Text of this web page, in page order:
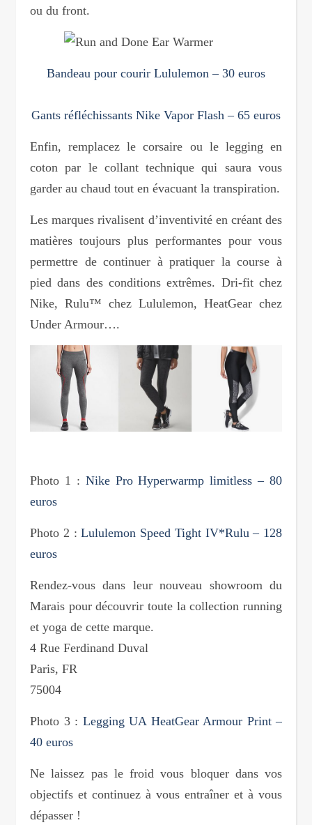
ou du front.
Bandeau pour courir Lululemon – 30 euros
Gants réfléchissants Nike Vapor Flash – 65 euros
Enfin, remplacez le corsaire ou le legging en
coton par le collant technique qui saura vous
garder au chaud tout en évacuant la transpiration.
Les marques rivalisent d’inventivité en créant des
matières toujours plus performantes pour vous
permettre de continuer à pratiquer la course à
pied dans des conditions extrêmes. Dri-fit chez
Nike, Rulu™ chez Lululemon, HeatGear chez
Under Armour….
Photo 1 : Nike Pro Hyperwarmp limitless – 80
euros
Photo 2 :Lululemon Speed Tight IV*Rulu – 128
euros
Rendez-vous dans leur nouveau showroom du
Marais pour découvrir toute la collection running
et yoga de cette marque.
4 Rue Ferdinand Duval
Paris, FR
75004
Photo 3 : Legging UA HeatGear Armour Print –
40 euros
Ne laissez pas le froid vous bloquer dans vos
objectifs et continuez à vous entraîner et à vous
dépasser !